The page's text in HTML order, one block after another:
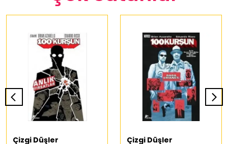
Çizgi Düşler Çizgi Düşler